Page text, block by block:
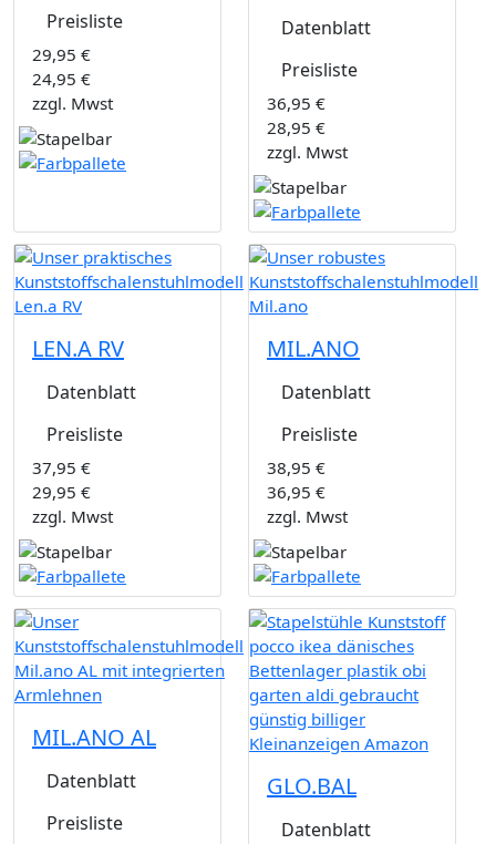
Preisliste
29,95 €
24,95 €
zzgl. Mwst
Datenblatt
Preisliste
36,95 €
28,95 €
zzgl. Mwst
LEN.A RV
Datenblatt
Preisliste
37,95 €
29,95 €
zzgl. Mwst
MIL.ANO
Datenblatt
Preisliste
38,95 €
36,95 €
zzgl. Mwst
MIL.ANO AL
Datenblatt
Preisliste
GLO.BAL
Datenblatt